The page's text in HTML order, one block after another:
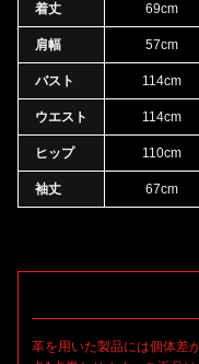
いに仕上げ、素材と非常
着丈 69cm
肩幅 57cm
バスト 114cm
ウエスト 114cm
ヒップ 110cm
袖丈 67cm
革を用いた製品には個体差